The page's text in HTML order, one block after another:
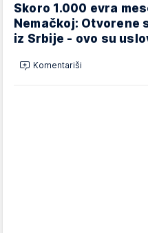
Skoro 1.000 evra
Nemačkoj: Otvorene
iz Srbije - ovo su
Komentariši